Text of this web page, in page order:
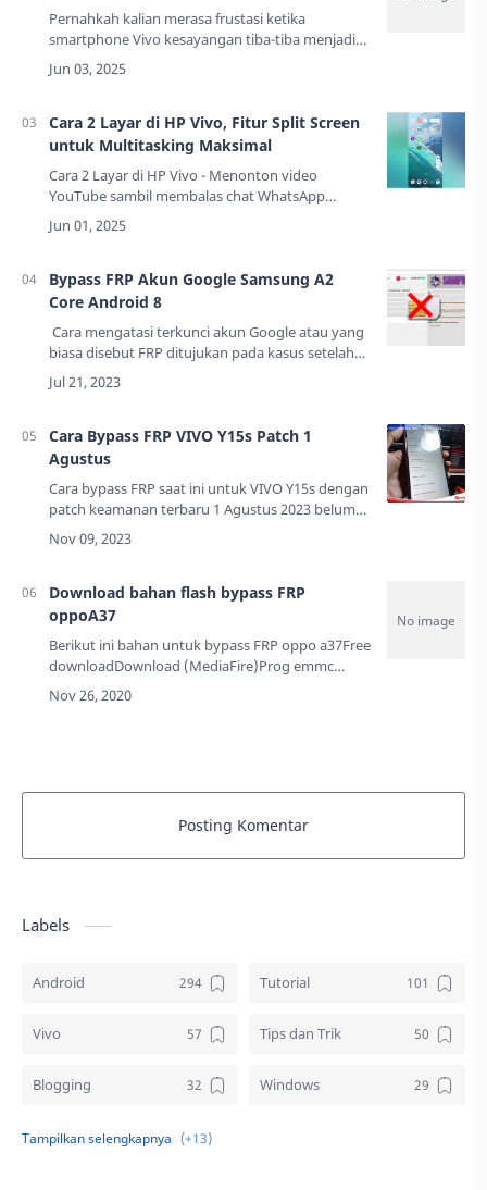
Pernahkah kalian merasa frustasi ketika
smartphone Vivo kesayangan tiba-tiba menjadi
lemot, hang, atau bahkan mengalami masalah
yang tak kunjung terselesaikan? Jangan panik!
Cara 2 Layar di HP Vivo, Fitur Split Screen
untuk Multitasking Maksimal
Cara 2 Layar di HP Vivo - Menonton video
YouTube sambil membalas chat WhatsApp
rasanya mustahil dilakukan dalam satu
waktu. Namun, era teknologi modern telah
Bypass FRP Akun Google Samsung A2
Core Android 8
Cara mengatasi terkunci akun Google atau yang
biasa disebut FRP ditujukan pada kasus setelah
ponsel diriset ulang. Samsung A2 Core Android
8.1 khususnya yang sudah menggunaka…
Cara Bypass FRP VIVO Y15s Patch 1
Agustus
Cara bypass FRP saat ini untuk VIVO Y15s dengan
patch keamanan terbaru 1 Agustus 2023 belum
ada cara yang bisa tanpa PC. Jadi buat kalian
yang tidak punya PC/laptop mending bawa ke…
Download bahan flash bypass FRP
oppoA37
Berikut ini bahan untuk bypass FRP oppo a37Free
downloadDownload (MediaFire)Prog emmc
firehouse a37Download (MediaFire)Driver
QualcommDownload (Google Drive)RB Soft&…
Posting Komentar
Labels
Android Tutorial
Vivo Tips dan Trik
Blogging Windows
Download